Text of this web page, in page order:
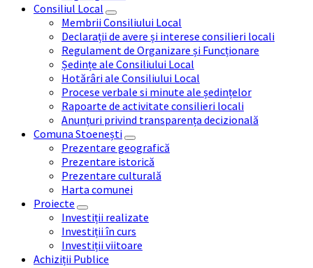
Consiliul Local
Membrii Consiliului Local
Declarații de avere și interese consilieri locali
Regulament de Organizare și Funcționare
Ședințe ale Consiliului Local
Hotărâri ale Consiliului Local
Procese verbale si minute ale ședințelor
Rapoarte de activitate consilieri locali
Anunțuri privind transparența decizională
Comuna Stoenești
Prezentare geografică
Prezentare istorică
Prezentare culturală
Harta comunei
Proiecte
Investiții realizate
Investiții în curs
Investiții viitoare
Achiziții Publice